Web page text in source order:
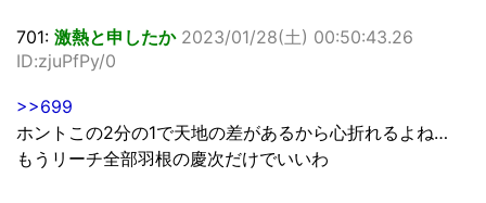
701: 激熱と申したか 2023/01/28(土) 00:50:43.26
ID:zjuPfPy/0
>>699
ホントこの2分の1で天地の差があるから心折れるよね…
もうリーチ全部羽根の慶次だけでいいわ